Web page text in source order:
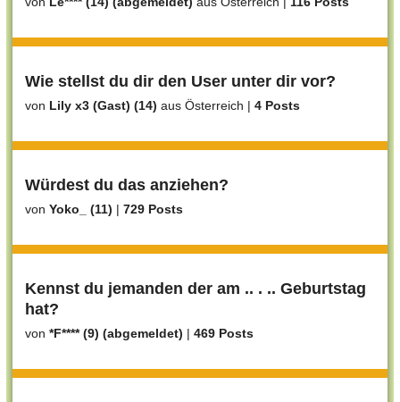
Wie stellst du dir den User unter dir vor?
von Lily x3 (Gast) (14) aus Österreich | 4 Posts
Würdest du das anziehen?
von Yoko_ (11) | 729 Posts
Kennst du jemanden der am .. . .. Geburtstag
hat?
von *F**** (9) (abgemeldet) | 469 Posts